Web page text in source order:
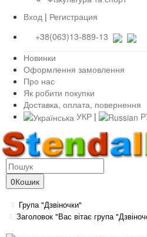
Вход | Регистрация
+38(063)13-889-13
Новинки
Оформлення замовлення
Про нас
Як робити покупки
Доставка, оплата, повернення
УКР |
0Кошик
Група "Дзвіночки"
Заголовок "Вас вітає група